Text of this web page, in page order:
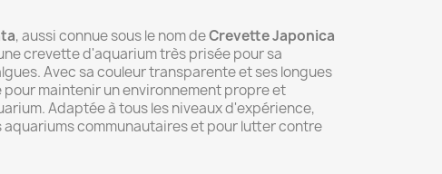
, aussi connue sous le nom deCrevette Japonica
crevette d'aquarium très prisée pour sa
Avec sa couleur transparente et ses longues
pour maintenir un environnement propre et
Adaptée à tous les niveaux d'expérience,
aquariums communautaires et pour lutter contre